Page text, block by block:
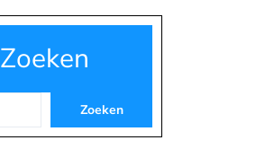
Zoeken
Zoeken